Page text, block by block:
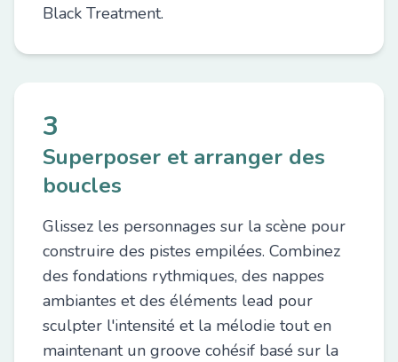
Black Treatment.
3
Superposer et arranger des
boucles
Glissez les personnages sur la scène pour
construire des pistes empilées. Combinez
des fondations rythmiques, des nappes
ambiantes et des éléments lead pour
sculpter l'intensité et la mélodie tout en
maintenant un groove cohésif basé sur la